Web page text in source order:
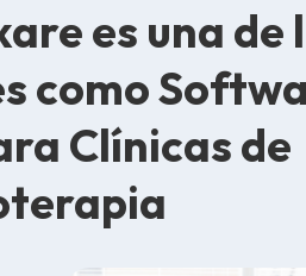
es una de
como
Clínicas de